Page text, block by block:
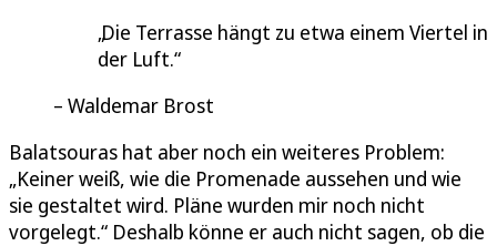
Die Terrasse hängt zu etwa einem Viertel in
der Luft.
Waldemar Brost
Balatsouras hat aber noch ein weiteres Problem:
„Keiner weiß, wie die Promenade aussehen und wie
sie gestaltet wird. Pläne wurden mir noch nicht
vorgelegt.“ Deshalb könne er auch nicht sagen, ob die